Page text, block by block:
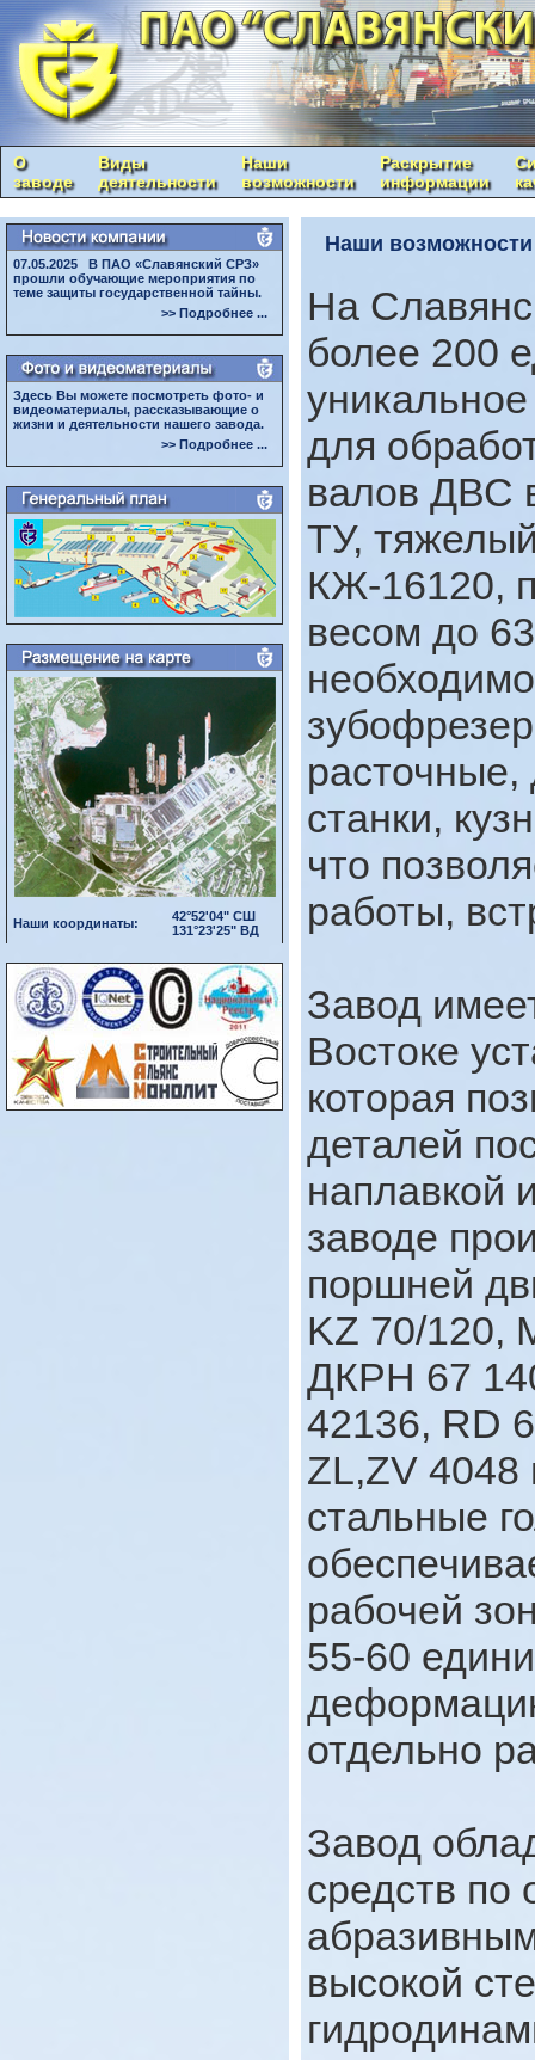
О
заводе
Виды
деятельности
Наши
возможности
Раскрытие
информации
07.05.2025 В ПАО «Славянский СРЗ»
прошли обучающие мероприятия по
теме защиты государственной тайны.
>> Подробнее ...
Здесь Вы можете посмотреть фото- и
видеоматериалы, рассказывающие о
жизни и деятельности нашего завода.
>> Подробнее ...
Наши координаты:
42°52'04" СШ
131°23'25" ВД
Наши возможности
На
более 200
для
валов ДВС
ТУ,
КЖ-16120,
весом до
станки,
что
работы,
Завод
Востоке
которая
деталей
наплавкой
заводе
поршней
KZ 70/120,
ДКРН 67
42136, RD
ZL,ZV
стальные
рабочей
55-60
отдельно
Завод
средств по
высокой